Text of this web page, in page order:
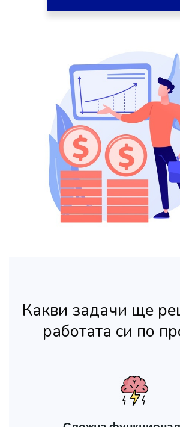
Какви задачи ще
работата си по